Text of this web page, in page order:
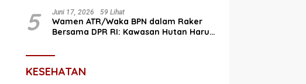
5 Juni 17, 2026 59 Lihat
Wamen ATR/Waka BPN dalam Raker
Bersama DPR RI: Kawasan Hutan Harus
KESEHATAN